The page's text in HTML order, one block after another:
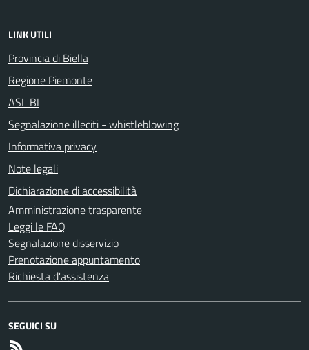
LINK UTILI
Provincia di Biella
Regione Piemonte
ASL BI
Segnalazione illeciti - whistleblowing
Informativa privacy
Note legali
Dichiarazione di accessibilità
Amministrazione trasparente
Leggi le FAQ
Segnalazione disservizio
Prenotazione appuntamento
Richiesta d'assistenza
SEGUICI SU